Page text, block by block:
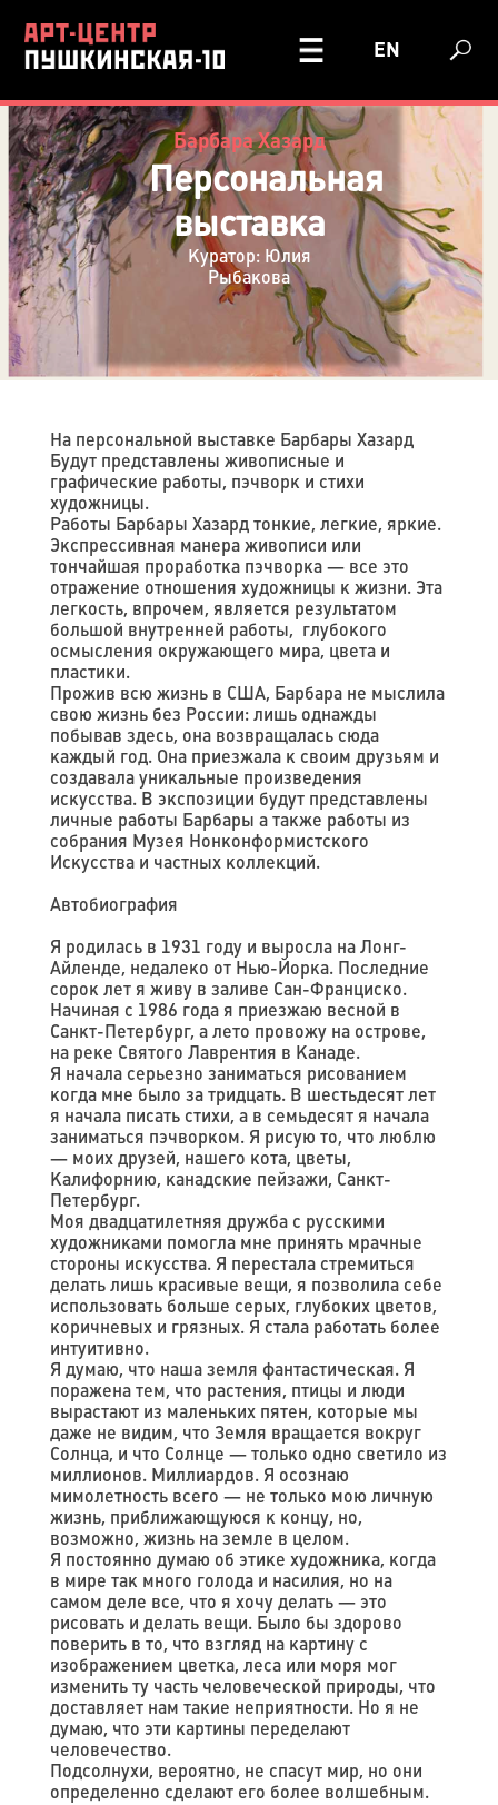
EN
Барбара Хазард
Персональная
выставка
Куратор: Юлия
Рыбакова
На персональной выставке Барбары Хазард
Будут представлены живописные и
графические работы, пэчворк и стихи
художницы.
Работы Барбары Хазард тонкие, легкие, яркие.
Экспрессивная манера живописи или
тончайшая проработка пэчворка — все это
отражение отношения художницы к жизни. Эта
легкость, впрочем, является результатом
большой внутренней работы, глубокого
осмысления окружающего мира, цвета и
пластики.
Прожив всю жизнь в США, Барбара не мыслила
свою жизнь без России: лишь однажды
побывав здесь, она возвращалась сюда
каждый год. Она приезжала к своим друзьям и
создавала уникальные произведения
искусства. В экспозиции будут представлены
личные работы Барбары а также работы из
собрания Музея Нонконформистского
Искусства и частных коллекций.
Автобиография
Я родилась в 1931 году и выросла на Лонг-
Айленде, недалеко от Нью-Йорка. Последние
сорок лет я живу в заливе Сан-Франциско.
Начиная с 1986 года я приезжаю весной в
Санкт-Петербург, а лето провожу на острове,
на реке Святого Лаврентия в Канаде.
Я начала серьезно заниматься рисованием
когда мне было за тридцать. В шестьдесят лет
я начала писать стихи, а в семьдесят я начала
заниматься пэчворком. Я рисую то, что люблю
— моих друзей, нашего кота, цветы,
Калифорнию, канадские пейзажи, Санкт-
Петербург.
Моя двадцатилетняя дружба с русскими
художниками помогла мне принять мрачные
стороны искусства. Я перестала стремиться
делать лишь красивые вещи, я позволила себе
использовать больше серых, глубоких цветов,
коричневых и грязных. Я стала работать более
интуитивно.
Я думаю, что наша земля фантастическая. Я
поражена тем, что растения, птицы и люди
вырастают из маленьких пятен, которые мы
даже не видим, что Земля вращается вокруг
Солнца, и что Солнце — только одно светило из
миллионов. Миллиардов. Я осознаю
мимолетность всего — не только мою личную
жизнь, приближающуюся к концу, но,
возможно, жизнь на земле в целом.
Я постоянно думаю об этике художника, когда
в мире так много голода и насилия, но на
самом деле все, что я хочу делать — это
рисовать и делать вещи. Было бы здорово
поверить в то, что взгляд на картину с
изображением цветка, леса или моря мог
изменить ту часть человеческой природы, что
доставляет нам такие неприятности. Но я не
думаю, что эти картины переделают
человечество.
Подсолнухи, вероятно, не спасут мир, но они
определенно сделают его более волшебным.